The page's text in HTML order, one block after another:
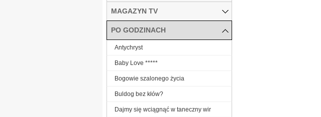
MAGAZYN TV
PO GODZINACH
Antychryst
Baby Love *****
Bogowie szalonego życia
Buldog bez kłów?
Dajmy się wciągnąć w taneczny wir